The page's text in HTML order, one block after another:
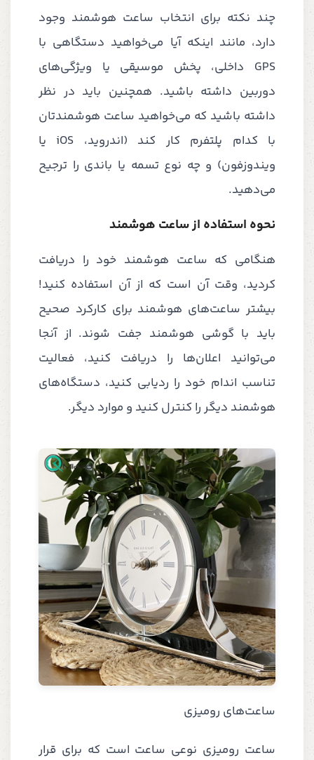
چند نکته برای انتخاب ساعت هوشمند وجود
دارد، مانند اینکه آیا می‌خواهید دستگاهی با
GPS داخلی، پخش موسیقی یا ویژگی‌های
دوربین داشته باشید. همچنین باید در نظر
داشته باشید که می‌خواهید ساعت هوشمندتان
با کدام پلتفرم کار کند (اندروید، iOS یا
ویندوزفون) و چه نوع تسمه یا باندی را ترجیح
می‌دهید.
نحوه استفاده از ساعت هوشمند
هنگامی که ساعت هوشمند خود را دریافت
کردید، وقت آن است که از آن استفاده کنید!
بیشتر ساعت‌های هوشمند برای کارکرد صحیح
باید با گوشی هوشمند جفت شوند. از آنجا
می‌توانید اعلان‌ها را دریافت کنید، فعالیت
تناسب اندام خود را ردیابی کنید، دستگاه‌های
هوشمند دیگر را کنترل کنید و موارد دیگر.
ساعت‌های رومیزی
ساعت رومیزی نوعی ساعت است که برای قرار